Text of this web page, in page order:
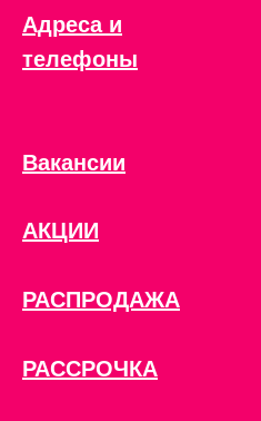
Адреса и
телефоны
Вакансии
АКЦИИ
РАСПРОДАЖА
РАССРОЧКА